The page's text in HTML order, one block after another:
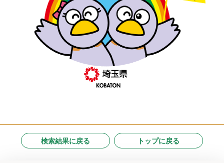
検索結果に戻る トップに戻る